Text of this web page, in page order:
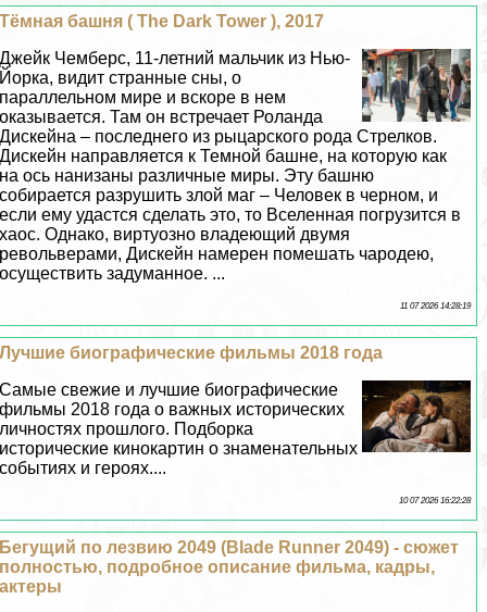
Тёмная башня ( The Dark Tower ), 2017
Джейк Чемберс, 11-летний мальчик из Нью-
Йорка, видит странные сны, о
параллельном мире и вскоре в нем
оказывается. Там он встречает Роланда
Дискейна – последнего из рыцарского рода Стрелков.
Дискейн направляется к Темной башне, на которую как
на ось нанизаны различные миры. Эту башню
собирается разрушить злой маг – Человек в черном, и
если ему удастся сделать это, то Вселенная погрузится в
хаос. Однако, виртуозно владеющий двумя
револьверами, Дискейн намерен помешать чародею,
осуществить задуманное. ...
11 07 2026 14:28:19
Лучшие биографические фильмы 2018 года
Самые свежие и лучшие биографические
фильмы 2018 года о важных исторических
личностях прошлого. Подборка
исторические кинокартин о знаменательных
событиях и героях....
10 07 2026 16:22:28
Бегущий по лезвию 2049 (Blade Runner 2049) - сюжет
полностью, подробное описание фильма, кадры,
актеры